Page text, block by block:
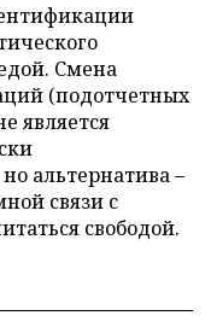
Смена
(подотчетных
является
альтернатива –
связи с
свободой.